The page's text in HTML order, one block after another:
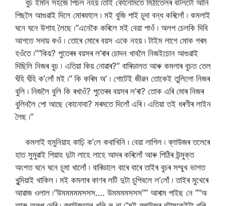
বুচ ইমান সহজে পিচল নহয় ৷তাই কোনোমতে মিঠাতেলৰ বটলটো আনি
পিছলৈ আগুৱাই দিলে মোৰফালে ৷ মই বুজি পাই চুদা বন্ধ কৰিলোঁ ৷ কমলাই
ঘনে ঘনে উশাহ লৈছে ৷“এনেকৈ কৰিলে মই বেয়া পাওঁ ৷ অলপ চেলকি দিবি
আগতে সদায় কওঁ ৷ তোৰে মোৰে বয়স একে নহয় ৷ টাইম লাগে মোক গৰম
হওঁতে ৷”“কিয়? পুতেৰৰ বয়সৰ ল’ৰাৰ চোদন খাবলৈ নিজইচোন আগুৱাই
দিছিলি নিজৰ বুচ ৷ এতিয়া কিয় নোৱাৰ?” বাৰিডালত আৰু কমলাৰ বুচত তেল
ঘঁহি ঘঁহি ক’লোঁ মই ৷“ কি কৰিম অ‘ ৷ গোটেই জীৱন তোকেই তুলিলো নিজৰ
বুলি ৷ নিজলৈ বুলি কি ৰখাওঁ? পুতেৰৰ বয়সৰ ল’ৰা? তোক এৰি মোৰ নিজৰ
বুলিবলৈ পো আছে কোনোবা? মৰমতে দিলোঁ এৰি ৷ এতিয়া তই ধৰণীৰ লাইন
লৈছ ৷”
কমলাই হুমুনিয়াহ কাঢ়ি ক’লে কথাখিনি ৷ বেয়া লাগিল ৷ ব্লাউজৰ তলেৰে
হাত সুমুৱাই পিয়াহ দুটা লাহে লাহে আদৰ কৰিলোঁ আৰু পিঠিৰ উন্মুক্ত
অংশত ঘনে ঘনে চুমা খালোঁ ৷ বাৰিডালে বাৰে বাৰে তাইৰ বুচৰ সম্মুখ ভাগত
খুন্দিয়াই থাকিল ৷ মই কমলাৰ কাণৰ লটি দুটা চুপিবলে ল’লোঁ ৷ তাইৰ মুখেৰে
আৱাজ ওলাল ৷“উমমমমমসসস…. উমমমমসসস”” আৰাম পাইছ নে ““অ